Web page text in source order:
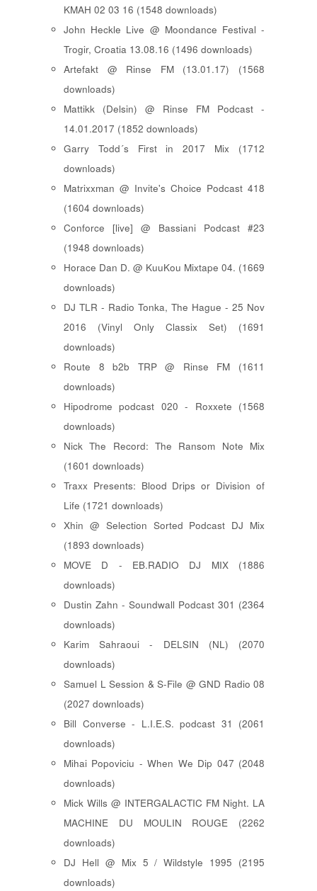
KMAH 02 03 16 (1548 downloads)
John Heckle Live @ Moondance Festival -
Trogir, Croatia 13.08.16 (1496 downloads)
Artefakt @ Rinse FM (13.01.17) (1568
downloads)
Mattikk (Delsin) @ Rinse FM Podcast -
14.01.2017 (1852 downloads)
Garry Todd´s First in 2017 Mix (1712
downloads)
Matrixxman @ Invite's Choice Podcast 418
(1604 downloads)
Conforce [live] @ Bassiani Podcast #23
(1948 downloads)
Horace Dan D. @ KuuKou Mixtape 04. (1669
downloads)
DJ TLR - Radio Tonka, The Hague - 25 Nov
2016 (Vinyl Only Classix Set) (1691
downloads)
Route 8 b2b TRP @ Rinse FM (1611
downloads)
Hipodrome podcast 020 - Roxxete (1568
downloads)
Nick The Record: The Ransom Note Mix
(1601 downloads)
Traxx Presents: Blood Drips or Division of
Life (1721 downloads)
Xhin @ Selection Sorted Podcast DJ Mix
(1893 downloads)
MOVE D - EB.RADIO DJ MIX (1886
downloads)
Dustin Zahn - Soundwall Podcast 301 (2364
downloads)
Karim Sahraoui - DELSIN (NL) (2070
downloads)
Samuel L Session & S-File @ GND Radio 08
(2027 downloads)
Bill Converse - L.I.E.S. podcast 31 (2061
downloads)
Mihai Popoviciu - When We Dip 047 (2048
downloads)
Mick Wills @ INTERGALACTIC FM Night. LA
MACHINE DU MOULIN ROUGE (2262
downloads)
DJ Hell @ Mix 5 / Wildstyle 1995 (2195
downloads)